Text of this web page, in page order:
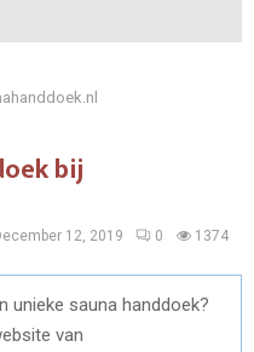
bij
12, 2019 0 1374
unieke sauna handdoek?
van